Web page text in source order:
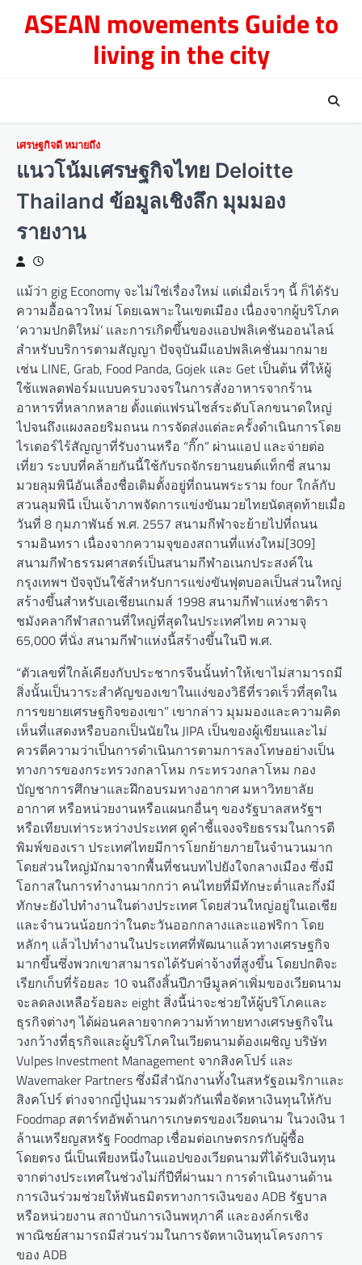
ASEAN movements Guide to
living in the city
เศรษฐกิจดี หมายถึง
แนวโน้มเศรษฐกิจไทย Deloitte
Thailand ข้อมูลเชิงลึก มุมมอง
รายงาน
แม้ว่า gig Economy จะไม่ใช่เรื่องใหม่ แต่เมื่อเร็วๆ นี้ ก็ได้รับ
ความอื้อฉาวใหม่ โดยเฉพาะในเขตเมือง เนื่องจากผู้บริโภค
‘ความปกติใหม่’ และการเกิดขึ้นของแอปพลิเคชันออนไลน์
สำหรับบริการตามสัญญา ปัจจุบันมีแอปพลิเคชั่นมากมาย
เช่น LINE, Grab, Food Panda, Gojek และ Get เป็นต้น ที่ให้ผู้
ใช้แพลตฟอร์มแบบครบวงจรในการสั่งอาหารจากร้าน
อาหารที่หลากหลาย ตั้งแต่แฟรนไชส์ระดับโลกขนาดใหญ่
ไปจนถึงแผงลอยริมถนน การจัดส่งแต่ละครั้งดำเนินการโดย
ไรเดอร์ไร้สัญญาที่รับงานหรือ “กิ๊ก” ผ่านแอป และจ่ายต่อ
เที่ยว ระบบที่คล้ายกันนี้ใช้กับรถจักรยานยนต์แท็กซี่ สนาม
มวยลุมพินีอันเลื่องชื่อเดิมตั้งอยู่ที่ถนนพระราม four ใกล้กับ
สวนลุมพินี เป็นเจ้าภาพจัดการแข่งขันมวยไทยนัดสุดท้ายเมื่อ
วันที่ 8 กุมภาพันธ์ พ.ศ. 2557 สนามกีฬาจะย้ายไปที่ถนน
รามอินทรา เนื่องจากความจุของสถานที่แห่งใหม่[309]
สนามกีฬาธรรมศาสตร์เป็นสนามกีฬาอเนกประสงค์ใน
กรุงเทพฯ ปัจจุบันใช้สำหรับการแข่งขันฟุตบอลเป็นส่วนใหญ่
สร้างขึ้นสำหรับเอเชียนเกมส์ 1998 สนามกีฬาแห่งชาติรา
ชมังคลากีฬาสถานที่ใหญ่ที่สุดในประเทศไทย ความจุ
65,000 ที่นั่ง สนามกีฬาแห่งนี้สร้างขึ้นในปี พ.ศ.
“ตัวเลขที่ใกล้เคียงกับประชากรจีนนั้นทำให้เขาไม่สามารถมี
สิ่งนั้นเป็นวาระสำคัญของเขาในแง่ของวิธีที่รวดเร็วที่สุดใน
การขยายเศรษฐกิจของเขา” เขากล่าว มุมมองและความคิด
เห็นที่แสดงหรือบอกเป็นนัยใน JIPA เป็นของผู้เขียนและไม่
ควรตีความว่าเป็นการดำเนินการตามการลงโทษอย่างเป็น
ทางการของกระทรวงกลาโหม กระทรวงกลาโหม กอง
บัญชาการศึกษาและฝึกอบรมทางอากาศ มหาวิทยาลัย
อากาศ หรือหน่วยงานหรือแผนกอื่นๆ ของรัฐบาลสหรัฐฯ
หรือเทียบเท่าระหว่างประเทศ ดูคำชี้แจงจริยธรรมในการตี
พิมพ์ของเรา ประเทศไทยมีการโยกย้ายภายในจำนวนมาก
โดยส่วนใหญ่มักมาจากพื้นที่ชนบทไปยังใจกลางเมือง ซึ่งมี
โอกาสในการทำงานมากกว่า คนไทยที่มีทักษะต่ำและกึ่งมี
ทักษะยังไปทำงานในต่างประเทศ โดยส่วนใหญ่อยู่ในเอเชีย
และจำนวนน้อยกว่าในตะวันออกกลางและแอฟริกา โดย
หลักๆ แล้วไปทำงานในประเทศที่พัฒนาแล้วทางเศรษฐกิจ
มากขึ้นซึ่งพวกเขาสามารถได้รับค่าจ้างที่สูงขึ้น โดยปกติจะ
เรียกเก็บที่ร้อยละ 10 จนถึงสิ้นปีภาษีมูลค่าเพิ่มของเวียดนาม
จะลดลงเหลือร้อยละ eight สิ่งนี้น่าจะช่วยให้ผู้บริโภคและ
ธุรกิจต่างๆ ได้ผ่อนคลายจากความท้าทายทางเศรษฐกิจใน
วงกว้างที่ธุรกิจและผู้บริโภคในเวียดนามต้องเผชิญ บริษัท
Vulpes Investment Management จากสิงคโปร์ และ
Wavemaker Partners ซึ่งมีสำนักงานทั้งในสหรัฐอเมริกาและ
สิงคโปร์ ต่างจากญี่ปุ่นมารวมตัวกันเพื่อจัดหาเงินทุนให้กับ
Foodmap สตาร์ทอัพด้านการเกษตรของเวียดนาม ในวงเงิน 1
ล้านเหรียญสหรัฐ Foodmap เชื่อมต่อเกษตรกรกับผู้ซื้อ
โดยตรง นี่เป็นเพียงหนึ่งในแอปของเวียดนามที่ได้รับเงินทุน
จากต่างประเทศในช่วงไม่กี่ปีที่ผ่านมา การดำเนินงานด้าน
การเงินร่วมช่วยให้พันธมิตรทางการเงินของ ADB รัฐบาล
หรือหน่วยงาน สถาบันการเงินพหุภาคี และองค์กรเชิง
พาณิชย์สามารถมีส่วนร่วมในการจัดหาเงินทุนโครงการ
ของ ADB